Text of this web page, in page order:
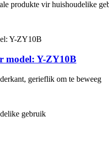
produkte vir huishoudelike
model: Y-ZY10B
gerieflik om te beweeg
gebruik